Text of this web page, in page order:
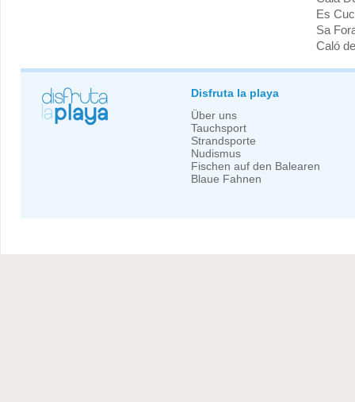
Es
Sa
Caló
Disfruta la playa
Über uns
Tauchsport
Strandsporte
Nudismus
Fischen auf den Balearen
Blaue Fahnen